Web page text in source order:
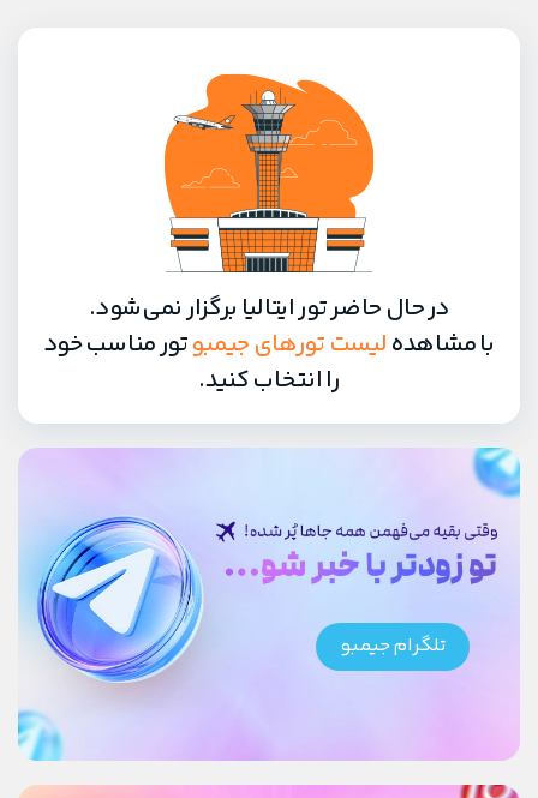
در حال حاضر تور ایتالیا برگزار نمی‌شود.
با مشاهدهلیست تورهای جیمبوتور مناسب خود
را انتخاب کنید.
تلگرام جیمبو